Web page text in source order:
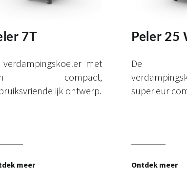
7T
verdampingskoeler met
compact,
ontwerp.
meer
Peler 25
De
superieur
Ontdek meer